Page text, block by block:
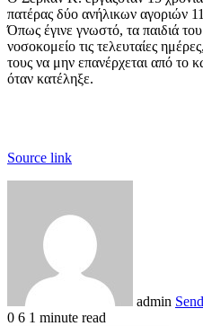
πατέρας δύο ανήλικων αγοριών
Όπως έγινε γνωστό, τα παιδιά
νοσοκομείο τις τελευταίες
τους να μην επανέρχεται από το
όταν κατέληξε.
Source link
admin
0 6 1 minute read